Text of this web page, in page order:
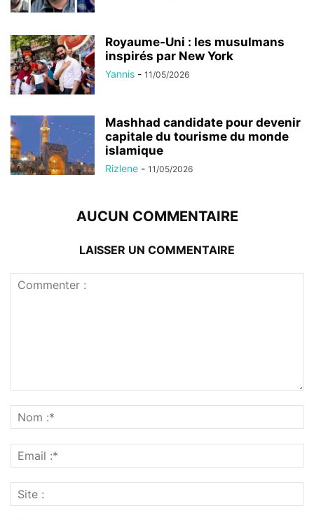
Royaume-Uni : les musulmans
inspirés par New York
Yannis - 11/05/2026
Mashhad candidate pour devenir
capitale du tourisme du monde
islamique
Rizlene - 11/05/2026
AUCUN COMMENTAIRE
LAISSER UN COMMENTAIRE